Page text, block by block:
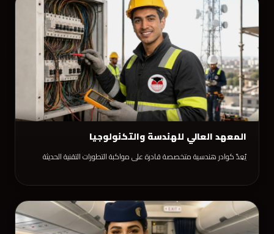
المعهد العالي للهندسة والتكنولوجيا
يُعِدّ كوادر هندسية متخصصة قادرة على مواكبة التطورات التقنية الحديثة